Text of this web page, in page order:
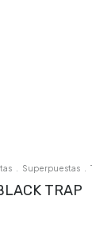
Superpuestas
TRAP